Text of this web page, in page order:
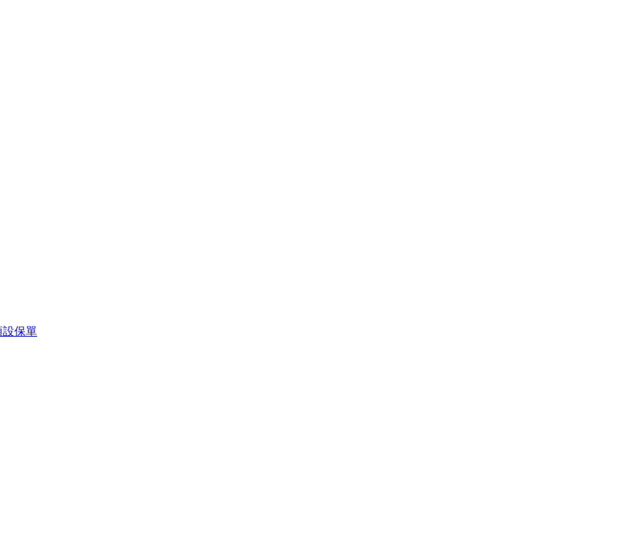
設保單